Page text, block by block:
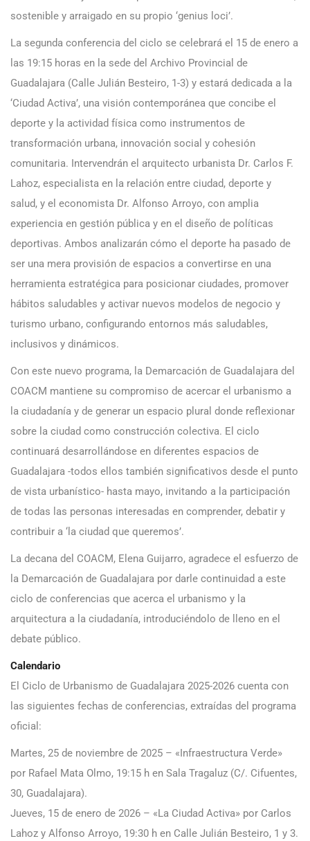
sostenible y arraigado en su propio ‘genius loci’.
La segunda conferencia del ciclo se celebrará el 15 de enero a
las 19:15 horas en la sede del Archivo Provincial de
Guadalajara (Calle Julián Besteiro, 1-3) y estará dedicada a la
‘Ciudad Activa’, una visión contemporánea que concibe el
deporte y la actividad física como instrumentos de
transformación urbana, innovación social y cohesión
comunitaria. Intervendrán el arquitecto urbanista Dr. Carlos F.
Lahoz, especialista en la relación entre ciudad, deporte y
salud, y el economista Dr. Alfonso Arroyo, con amplia
experiencia en gestión pública y en el diseño de políticas
deportivas. Ambos analizarán cómo el deporte ha pasado de
ser una mera provisión de espacios a convertirse en una
herramienta estratégica para posicionar ciudades, promover
hábitos saludables y activar nuevos modelos de negocio y
turismo urbano, configurando entornos más saludables,
inclusivos y dinámicos.
Con este nuevo programa, la Demarcación de Guadalajara del
COACM mantiene su compromiso de acercar el urbanismo a
la ciudadanía y de generar un espacio plural donde reflexionar
sobre la ciudad como construcción colectiva. El ciclo
continuará desarrollándose en diferentes espacios de
Guadalajara -todos ellos también significativos desde el punto
de vista urbanístico- hasta mayo, invitando a la participación
de todas las personas interesadas en comprender, debatir y
contribuir a ‘la ciudad que queremos’.
La decana del COACM, Elena Guijarro, agradece el esfuerzo de
la Demarcación de Guadalajara por darle continuidad a este
ciclo de conferencias que acerca el urbanismo y la
arquitectura a la ciudadanía, introduciéndolo de lleno en el
debate público.
Calendario
El Ciclo de Urbanismo de Guadalajara 2025-2026 cuenta con
las siguientes fechas de conferencias, extraídas del programa
oficial:​
Martes, 25 de noviembre de 2025 – «Infraestructura Verde»
por Rafael Mata Olmo, 19:15 h en Sala Tragaluz (C/. Cifuentes,
30, Guadalajara).​
Jueves, 15 de enero de 2026 – «La Ciudad Activa» por Carlos
Lahoz y Alfonso Arroyo, 19:30 h en Calle Julián Besteiro, 1 y 3.​